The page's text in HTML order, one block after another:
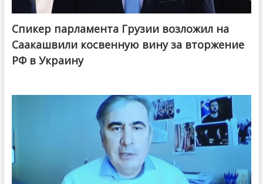
Спикер парламента Грузии возложил на
Саакашвили косвенную вину за вторжение
РФ в Украину